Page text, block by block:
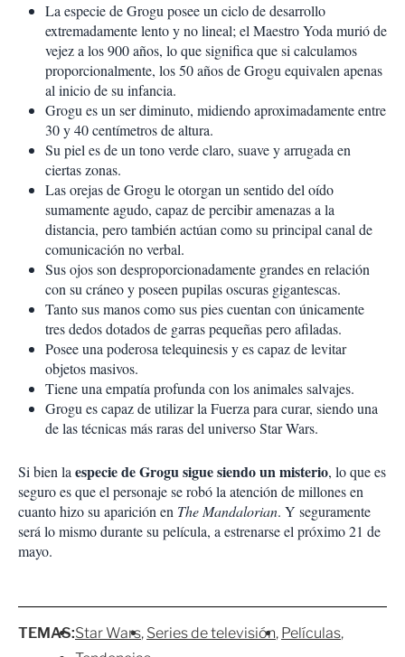
La especie de Grogu posee un ciclo de desarrollo
extremadamente lento y no lineal; el Maestro Yoda murió de
vejez a los 900 años, lo que significa que si calculamos
proporcionalmente, los 50 años de Grogu equivalen apenas
al inicio de su infancia.
Grogu es un ser diminuto, midiendo aproximadamente entre
30 y 40 centímetros de altura.
Su piel es de un tono verde claro, suave y arrugada en
ciertas zonas.
Las orejas de Grogu le otorgan un sentido del oído
sumamente agudo, capaz de percibir amenazas a la
distancia, pero también actúan como su principal canal de
comunicación no verbal.
Sus ojos son desproporcionadamente grandes en relación
con su cráneo y poseen pupilas oscuras gigantescas.
Tanto sus manos como sus pies cuentan con únicamente
tres dedos dotados de garras pequeñas pero afiladas.
Posee una poderosa telequinesis y es capaz de levitar
objetos masivos.
Tiene una empatía profunda con los animales salvajes.
Grogu es capaz de utilizar la Fuerza para curar, siendo una
de las técnicas más raras del universo Star Wars.
Si bien laespecie de Grogu sigue siendo un misterio, lo que es
seguro es que el personaje se robó la atención de millones en
cuanto hizo su aparición en The Mandalorian. Y seguramente
será lo mismo durante su película, a estrenarse el próximo 21 de
mayo.
TEMAS:Star Wars Series de televisión Películas